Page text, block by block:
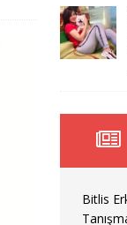
Bitlis